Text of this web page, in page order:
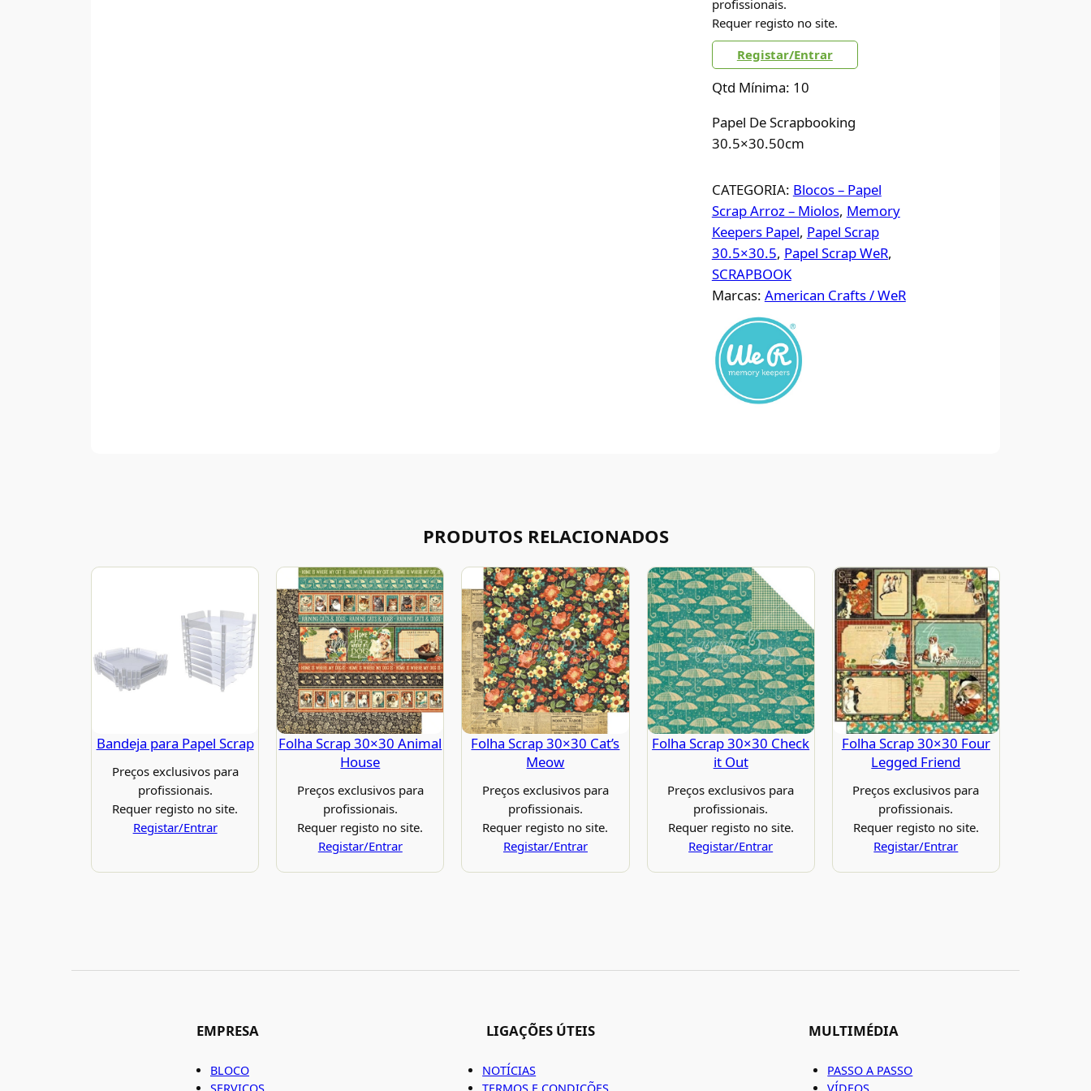
profissionais.
Requer registo no site.
Registar/Entrar
Qtd Mínima: 10
Papel De Scrapbooking
30.5×30.50cm
CATEGORIA: Blocos – Papel
Scrap Arroz – Miolos, Memory
Keepers Papel, Papel Scrap
30.5×30.5, Papel Scrap WeR
SCRAPBOOK
Marcas: American Crafts / WeR
PRODUTOS RELACIONADOS
Bandeja para Papel Scrap
Preços exclusivos para
profissionais.
Requer registo no site.
Registar/Entrar
Folha Scrap 30×30 Animal
House
Preços exclusivos para
profissionais.
Requer registo no site.
Registar/Entrar
Folha Scrap 30×30 Cat’s
Meow
Preços exclusivos para
profissionais.
Requer registo no site.
Registar/Entrar
Folha Scrap 30×30 Check
it Out
Preços exclusivos para
profissionais.
Requer registo no site.
Registar/Entrar
Folha Scrap 30×30 Four
Legged Friend
Preços exclusivos para
profissionais.
Requer registo no site.
Registar/Entrar
EMPRESA
BLOCO
LIGAÇÕES ÚTEIS
NOTÍCIAS
MULTIMÉDIA
PASSO A PASSO